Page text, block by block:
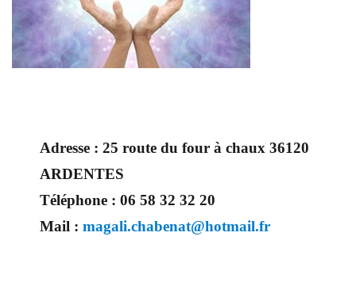
Adresse : 25 route du four à chaux 36120
ARDENTES
Téléphone : 06 58 32 32 20
Mail : magali.chabenat@hotmail.fr